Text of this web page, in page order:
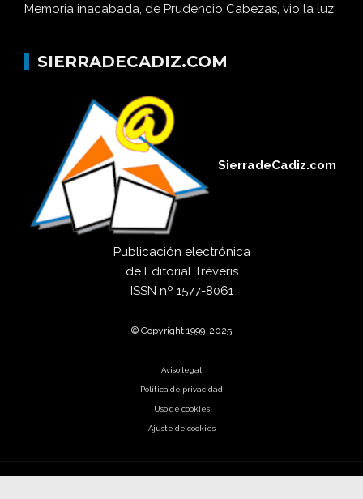
Memoria inacabada, de Prudencio Cabezas, vio la luz
SIERRADECADIZ.COM
SierradeCadiz.com
Publicación electrónica
de Editorial Tréveris
ISSN nº 1577-8061
© Copyright 1999-2025
Aviso legal
Política de privacidad
Uso de cookies
Ajuste de cookies